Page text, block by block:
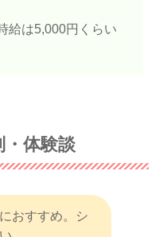
給は5,000円くらい
体験談
おすすめ。シ